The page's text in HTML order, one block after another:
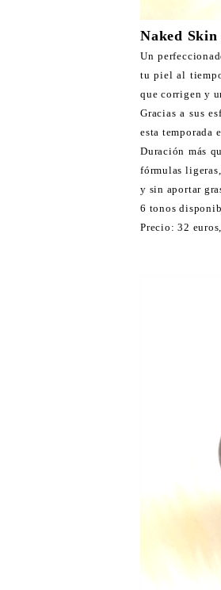
Naked
Un
tu piel al
que corrigen y
Gracias a sus
esta temporada
Duración más
fórmulas
y sin aportar
6 tonos
Precio: 32